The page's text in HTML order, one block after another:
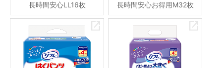
長時間安心LL16枚
長時間安心お得用M32枚